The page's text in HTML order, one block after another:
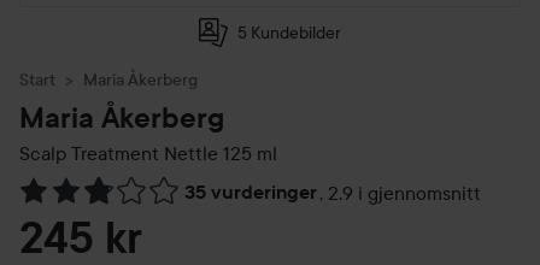
5 Kundebilder
Start Maria Åkerberg
Maria Åkerberg
Scalp Treatment Nettle 125 ml
35 vurderinger, 2.9 i gjennomsnitt
Gå til Vurderinger & anmeldelser
245 kr